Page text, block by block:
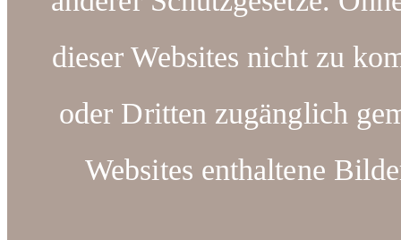
dieser Websites nicht zu
oder Dritten zugänglich
Websites enthaltene